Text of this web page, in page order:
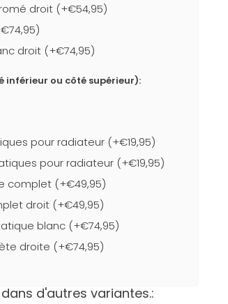
droit (+€54,95)
droit (+€74,95)
inférieur ou côté supérieur):
pour radiateur (+€19,95)
pour radiateur (+€19,95)
complet (+€49,95)
droit (+€49,95)
blanc (+€74,95)
droite (+€74,95)
d'autres variantes.: